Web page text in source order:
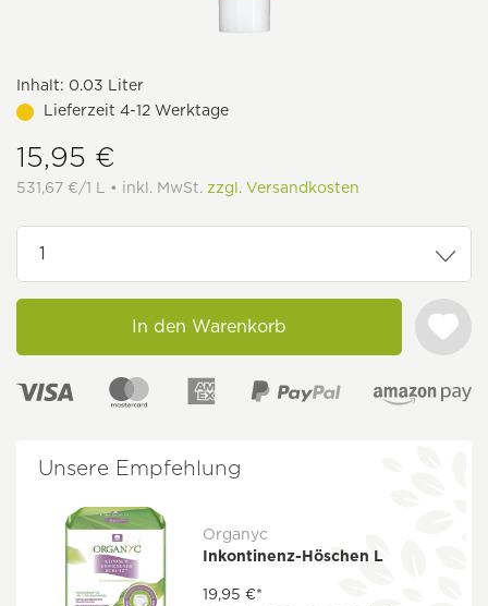
Inhalt: 0.03 Liter
Lieferzeit 4-12 Werktage
15,95 €
531,67 €/1 L • inkl. MwSt. zzgl. Versandkosten
In den Warenkorb
Unsere Empfehlung
Organyc
Inkontinenz-Höschen L
19,95 €*